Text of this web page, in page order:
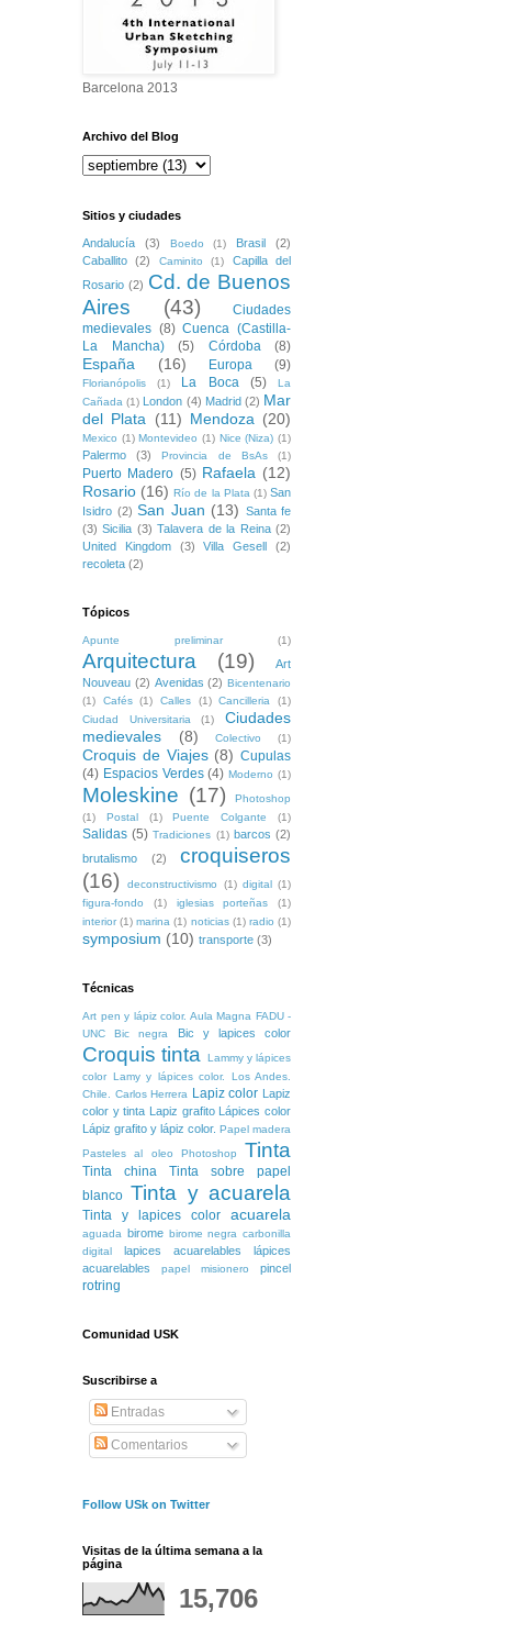
Barcelona 2013
Archivo del Blog
Sitios y ciudades
Andalucía (3) Boedo (1) Brasil
(2)
Caballito
(2) Caminito (1)
Capilla del
Rosario (2) Cd. de Buenos
Aires
(43)
Ciudades
medievales (8) Cuenca (Castilla-
La Mancha)
(5) Córdoba (8)
España (16) Europa (9)
Florianópolis (1) La Boca (5)
La
Cañada (1) London (4) Madrid (2) Mar
del Plata (11) Mendoza (20)
Mexico (1) Montevideo (1) Nice (Niza) (1)
Palermo (3) Provincia de BsAs (1)
Puerto Madero (5) Rafaela (12)
Rosario (16) Río de la Plata (1) San
Isidro (2) San Juan (13) Santa fe
(3) Sicilia (3) Talavera de la Reina (2)
United Kingdom
(3) Villa Gesell
(2)
recoleta (2)
Tópicos
Apunte preliminar (1)
Arquitectura (19)
Art
Nouveau (2) Avenidas (2) Bicentenario
(1)
Cafés (1) Calles (1) Cancilleria
(1)
Ciudad Universitaria
(1)
Ciudades
medievales
(8) Colectivo (1)
Croquis de Viajes (8) Cupulas
(4) Espacios Verdes (4) Moderno (1)
Moleskine (17)
Photoshop
(1)
Postal (1) Puente Colgante (1)
Salidas (5) Tradiciones (1) barcos (2)
brutalismo
(2)
croquiseros
(16)
deconstructivismo (1) digital
(1)
figura-fondo
(1) iglesias porteñas
(1)
interior (1) marina (1) noticias (1) radio (1)
symposium (10) transporte (3)
Técnicas
Art pen y lápiz color. Aula Magna FADU -
UNC
Bic negra Bic y lapices color
Croquis tinta
Lammy y lápices
color
Lamy y lápices color. Los Andes.
Chile. Carlos Herrera Lapiz color
Lapiz
color y tinta
Lapiz grafito
Lápices color
Lápiz grafito y lápiz color. Papel madera
Pasteles al oleo
Photoshop Tinta
Tinta china
Tinta sobre papel
blanco Tinta y acuarela
Tinta y lapices color acuarela
aguada birome birome negra carbonilla
digital
lapices acuarelables
lápices
acuarelables
papel misionero pincel
rotring
Comunidad USK
Suscribirse a
Entradas
Comentarios
Follow USk on Twitter
Visitas de la última semana a la
página
15,706